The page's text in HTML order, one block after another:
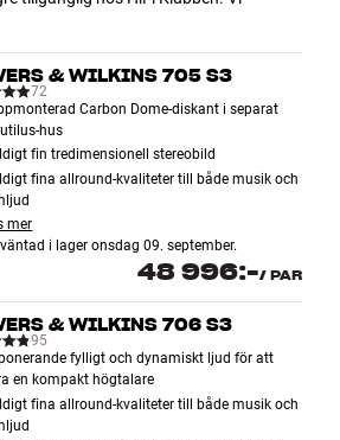
& WILKINS 705 S3
72
Carbon Dome-diskant i separat
hus
fin tredimensionell stereobild
fina allround-kvaliteter till både musik och
mer
i lager onsdag 09. september.
48 996:-/ PAR
& WILKINS 706 S3
95
fylligt och dynamiskt ljud för att
en kompakt högtalare
fina allround-kvaliteter till både musik och